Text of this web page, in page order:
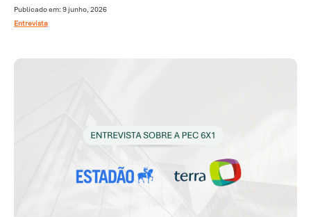
Publicado em: 9 junho, 2026
Entrevista